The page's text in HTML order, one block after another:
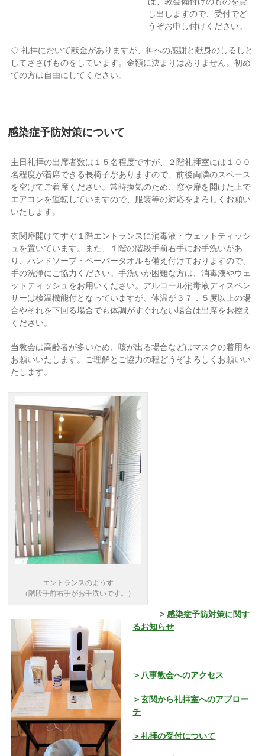
し出しますので、受付でど
うぞお申し付けください。
◇ 礼拝において献金がありますが、神への感謝と献身のしるしと
してささげものをしています。金額に決まりはありません。初め
ての方は自由にしてください。
感染症予防対策について
主日礼拝の出席者数は１５名程度ですが、２階礼拝室には１００
名程度が着席できる長椅子がありますので、前後両隣のスペース
を空けてご着席ください。常時換気のため、窓や扉を開けた上で
エアコンを運転していますので、服装等の対応をよろしくお願い
いたします。
玄関扉開けてすぐ１階エントランスに消毒液・ウェットティッシ
ュを置いています。また、１階の階段手前右手にお手洗いがあ
り、ハンドソープ・ペーパータオルも備え付けておりますので、
手の洗浄にご協力ください。手洗いが困難な方は、消毒液やウェ
ットティッシュをお用いください。アルコール消毒液ディスペン
サーは検温機能付となっていますが、体温が３７．５度以上の場
合やそれを下回る場合でも体調がすぐれない場合は出席をお控え
ください。
当教会は高齢者が多いため、咳が出る場合などはマスクの着用を
お願いいたします。ご理解とご協力の程どうぞよろしくお願いい
たします。
エントランスのようす
（階段手前右手がお手洗いです。）
>感染症予防対策に関す
るお知らせ
＞八事教会へのアクセス
＞玄関から礼拝室へのアプロー
チ
＞礼拝の受付について